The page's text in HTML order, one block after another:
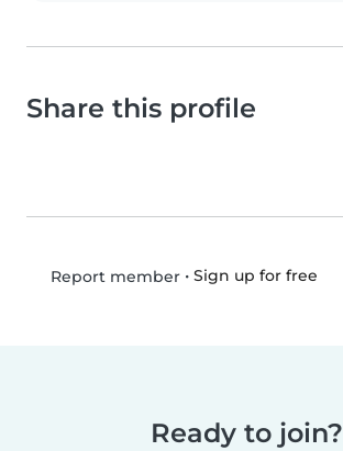
Share this profile
Report member• Sign up for free
Ready to join?